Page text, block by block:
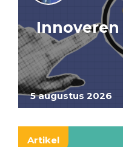
5 augustus 2026
Artikel